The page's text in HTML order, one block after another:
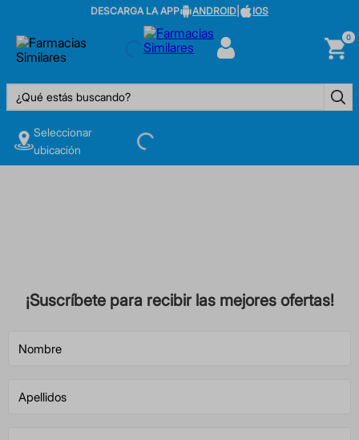
DESCARGA LA APP ANDROID IOS
0
¿Qué estás buscando?
Seleccionar
ubicación
¡Suscríbete para recibir las mejores ofertas!